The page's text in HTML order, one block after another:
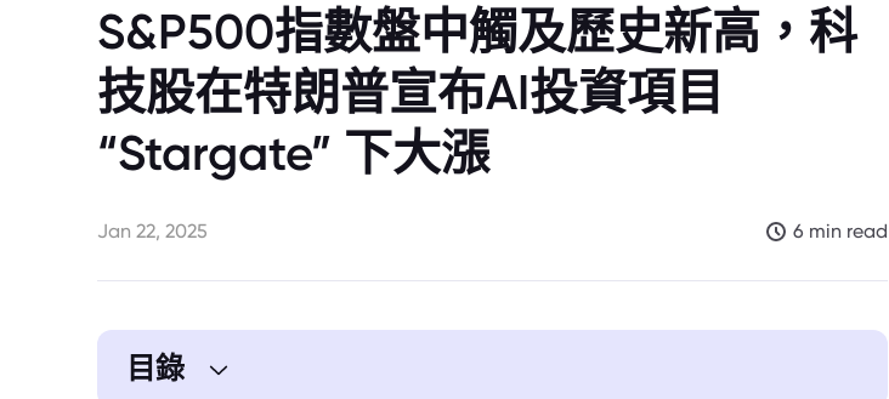
S&P500指數盤中觸及歷史新高，科
技股在特朗普宣布AI投資項目
“Stargate” 下大漲
Jan 22, 2025 6 min read
目錄